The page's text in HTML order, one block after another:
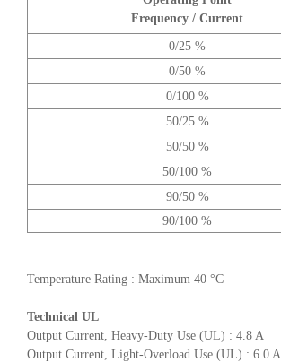
Frequency / Current
0/25 %
0/50 %
0/100 %
50/25 %
50/50 %
50/100 %
90/50 %
90/100 %
Temperature Rating : Maximum 40 °C
Technical UL
Output Current, Heavy-Duty Use (UL) : 4.8 A
Output Current, Light-Overload Use (UL) : 6.0 A